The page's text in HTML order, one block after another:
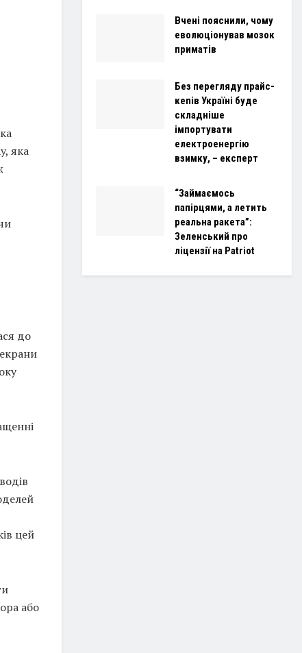
яка
до
цей
або
Вчені пояснили, чому
еволюціонував мозок
приматів
Без перегляду прайс-
кепів Україні буде
складніше
імпортувати
електроенергію
взимку, – експерт
“Займаємось
папірцями, а летить
реальна ракета”:
Зеленський про
ліцензії на Patriot